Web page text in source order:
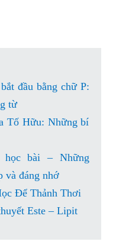
đầu bằng chữ P:
từ
Tố Hữu: Những bí
học bài – Những
và đáng nhớ
Để Thảnh Thơi
Este – Lipit